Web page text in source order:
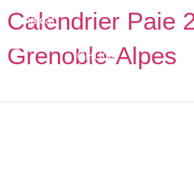
Syndicat
DEFIS
CHUGA
Calendrier Paie
Grenoble-Alpes